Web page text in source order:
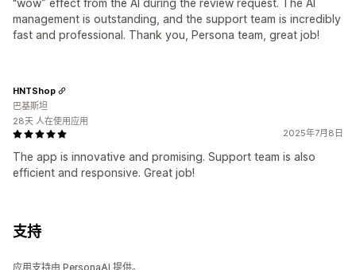
“wow” effect from the AI during the review request. The AI
management is outstanding, and the support team is incredibly
fast and professional. Thank you, Persona team, great job!
2025年7月8日
The app is innovative and promising. Support team is also
efficient and responsive. Great job!
HNTShop
巴基斯坦
28天 人在使用应用
支持
应用支持由 PersonaAI 提供。